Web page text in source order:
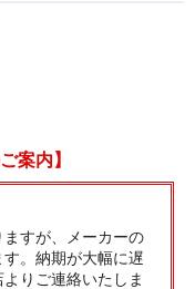
案内】
すが、メーカーの
。納期が大幅に遅
りご連絡いたしま